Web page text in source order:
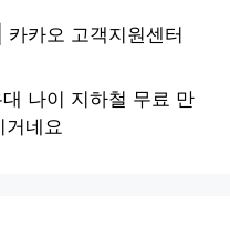
카오 고객지원센터
나이 지하철 무료 만
거네요